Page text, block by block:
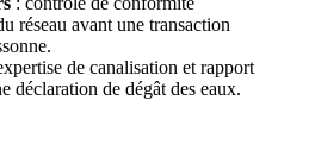
réseau avant une transaction
de canalisation et rapport
déclaration de dégât des eaux.